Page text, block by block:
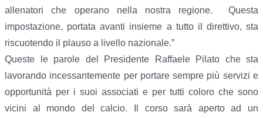
allenatori che operano nella nostra regione. Questa
impostazione, portata avanti insieme a tutto il direttivo, sta
riscuotendo il plauso a livello nazionale.”
Queste le parole del Presidente Raffaele Pilato che sta
lavorando incessantemente per portare sempre più servizi e
opportunità per i suoi associati e per tutti coloro che sono
vicini al mondo del calcio. Il corso sarà aperto ad un